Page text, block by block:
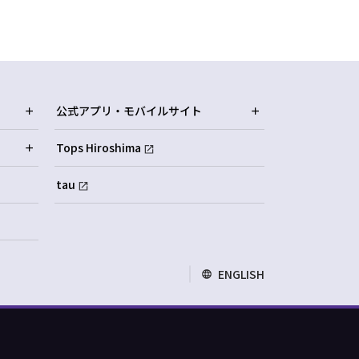
公式アプリ・モバイルサイト
Tops Hiroshima
tau
ENGLISH